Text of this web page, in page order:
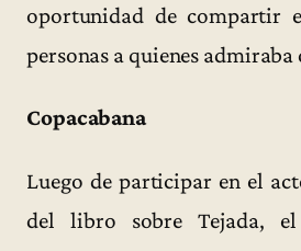
oportunidad de compartir
personas a quienes
Copacabana
Luego de participar en el
del libro sobre Tejada, el